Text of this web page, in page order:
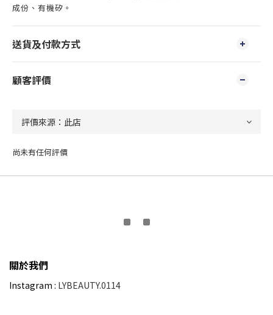
成份 、 有機矽 。
送貨及付款方式
顧客評價
尚未有任何評價
關於我們
Instagram : LYBEAUTY.0114